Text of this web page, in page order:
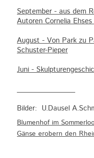
September - aus dem
Autoren Cornelia
August - Von Park zu
Schuster-Pieper
Juni -
Bilder: U.Dausel
Blumenhof im
Gänse erobern den